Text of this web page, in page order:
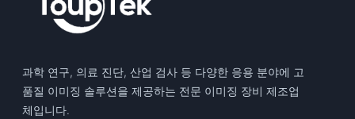
과학 연구, 의료 진단, 산업 검사 등 다양한 응용 분야에 고
품질 이미징 솔루션을 제공하는 전문 이미징 장비 제조업
체입니다.